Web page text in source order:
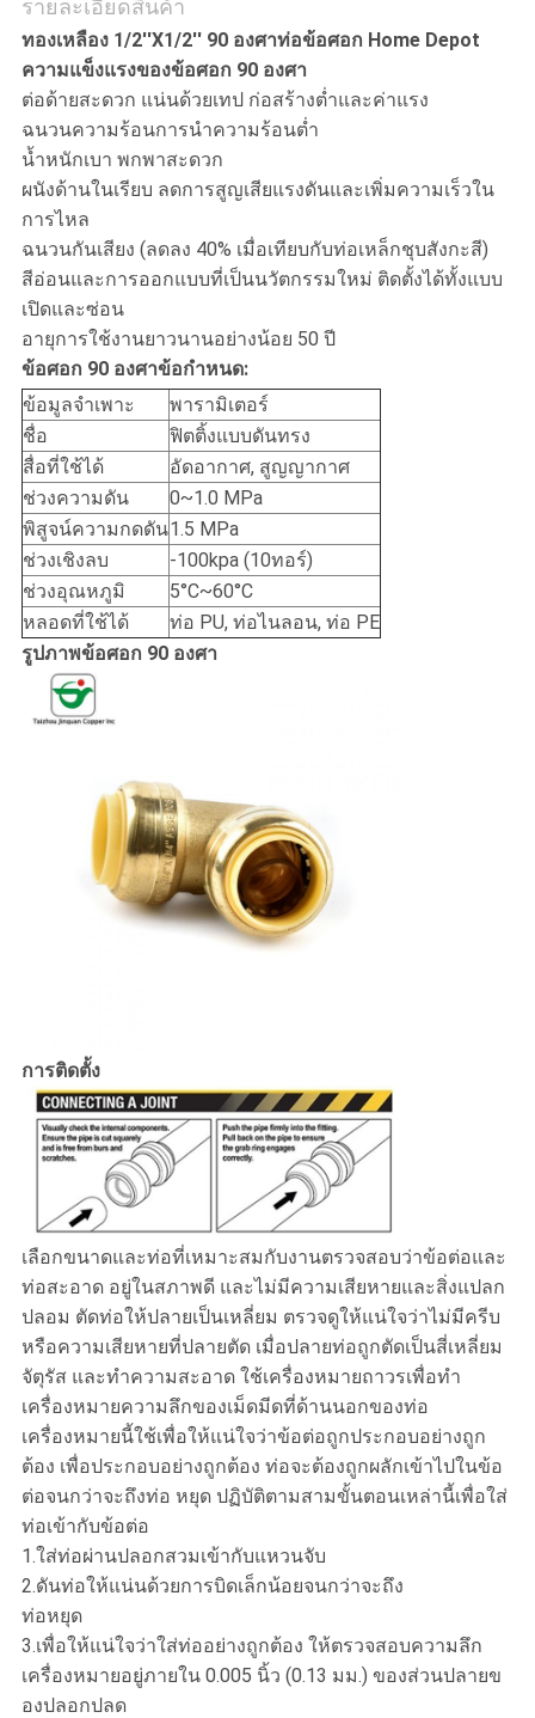
รายละเอียดสินค้า
ทองเหลือง 1/2''X1/2'' 90 องศาท่อข้อศอก Home Depot
ความแข็งแรงของข้อศอก 90 องศา
ต่อด้ายสะดวก แน่นด้วยเทป ก่อสร้างต่ำและค่าแรง
ฉนวนความร้อนการนำความร้อนต่ำ
น้ำหนักเบา พกพาสะดวก
ผนังด้านในเรียบ ลดการสูญเสียแรงดันและเพิ่มความเร็วใน
การไหล
ฉนวนกันเสียง (ลดลง 40% เมื่อเทียบกับท่อเหล็กชุบสังกะสี)
สีอ่อนและการออกแบบที่เป็นนวัตกรรมใหม่ ติดตั้งได้ทั้งแบบ
เปิดและซ่อน
อายุการใช้งานยาวนานอย่างน้อย 50 ปี
ข้อศอก 90 องศาข้อกำหนด:
ข้อมูลจำเพาะ
พารามิเตอร์
ชื่อ
ฟิตติ้งแบบดันทรง
สื่อที่ใช้ได้
อัดอากาศ, สูญญากาศ
ช่วงความดัน
0~1.0 MPa
พิสูจน์ความกดดัน1.5 MPa
ช่วงเชิงลบ
-100kpa (10ทอร์)
ช่วงอุณหภูมิ
5°C~60°C
หลอดที่ใช้ได้
ท่อ PU, ท่อไนลอน, ท่อ PE
รูปภาพข้อศอก 90 องศา
การติดตั้ง
เลือกขนาดและท่อที่เหมาะสมกับงานตรวจสอบว่าข้อต่อและ
ท่อสะอาด อยู่ในสภาพดี และไม่มีความเสียหายและสิ่งแปลก
ปลอม ตัดท่อให้ปลายเป็นเหลี่ยม ตรวจดูให้แน่ใจว่าไม่มีครีบ
หรือความเสียหายที่ปลายตัด เมื่อปลายท่อถูกตัดเป็นสี่เหลี่ยม
จัตุรัส และทำความสะอาด ใช้เครื่องหมายถาวรเพื่อทำ
เครื่องหมายความลึกของเม็ดมีดที่ด้านนอกของท่อ
เครื่องหมายนี้ใช้เพื่อให้แน่ใจว่าข้อต่อถูกประกอบอย่างถูก
ต้อง เพื่อประกอบอย่างถูกต้อง ท่อจะต้องถูกผลักเข้าไปในข้อ
ต่อจนกว่าจะถึงท่อ หยุด ปฏิบัติตามสามขั้นตอนเหล่านี้เพื่อใส่
ท่อเข้ากับข้อต่อ
1.ใส่ท่อผ่านปลอกสวมเข้ากับแหวนจับ
2.ดันท่อให้แน่นด้วยการบิดเล็กน้อยจนกว่าจะถึง
ท่อหยุด
3.เพื่อให้แน่ใจว่าใส่ท่ออย่างถูกต้อง ให้ตรวจสอบความลึก
เครื่องหมายอยู่ภายใน 0.005 นิ้ว (0.13 มม.) ของส่วนปลายข
องปลอกปลด